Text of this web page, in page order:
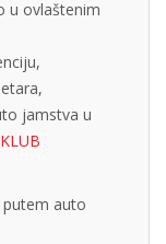
u ovlaštenim
jamstva u
putem auto